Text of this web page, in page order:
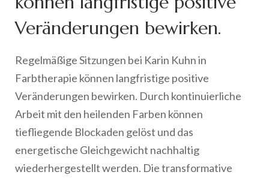
Veränderungen bewirken.
Regelmäßige Sitzungen bei Karin Kuhn in
Farbtherapie können langfristige positive
Veränderungen bewirken. Durch kontinuierliche
Arbeit mit den heilenden Farben können
tiefliegende Blockaden gelöst und das
energetische Gleichgewicht nachhaltig
wiederhergestellt werden. Die transformative